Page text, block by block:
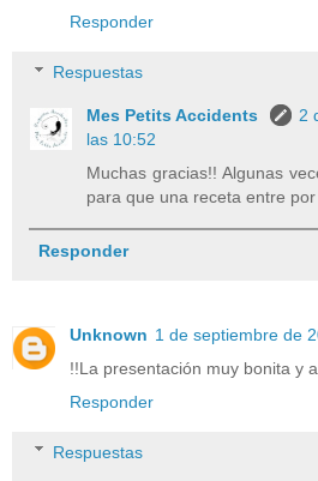
Responder
Respuestas
Mes Petits Accidents
2
las 10:52
Muchas gracias!! Algunas
para que una receta entre
Responder
Unknown 1 de septiembre de
!!La presentación muy bonita y
Responder
Respuestas